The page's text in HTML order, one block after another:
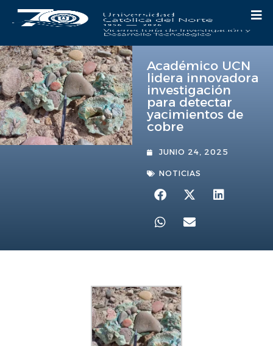
Académico UCN
lidera innovadora
investigación
para detectar
yacimientos de
cobre
JUNIO 24, 2025
NOTICIAS